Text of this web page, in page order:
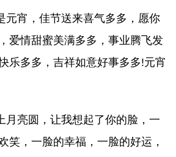
元宵，佳节送来喜气多多，愿你
爱情甜蜜美满多多，事业腾飞发
乐多多，吉祥如意好事多多!元宵
月亮圆，让我想起了你的脸，一
笑，一脸的幸福，一脸的好运，